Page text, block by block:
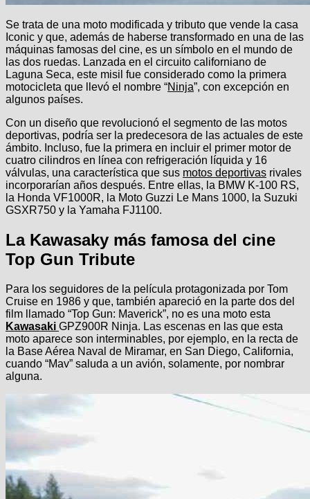
Se trata de una moto modificada y tributo que vende la casa
Iconic y que, además de haberse transformado en una de las
máquinas famosas del cine, es un símbolo en el mundo de
las dos ruedas. Lanzada en el circuito californiano de
Laguna Seca, este misil fue considerado como la primera
motocicleta que llevó el nombre “Ninja”, con excepción en
algunos países.
Con un diseño que revolucionó el segmento de las motos
deportivas, podría ser la predecesora de las actuales de este
ámbito. Incluso, fue la primera en incluir el primer motor de
cuatro cilindros en línea con refrigeración líquida y 16
válvulas, una característica que sus motos deportivas rivales
incorporarían años después. Entre ellas, la BMW K-100 RS,
la Honda VF1000R, la Moto Guzzi Le Mans 1000, la Suzuki
GSXR750 y la Yamaha FJ1100.
La Kawasaky más famosa del cine
Top Gun Tribute
Para los seguidores de la película protagonizada por Tom
Cruise en 1986 y que, también apareció en la parte dos del
film llamado “Top Gun: Maverick”, no es una moto esta
Kawasaki GPZ900R Ninja. Las escenas en las que esta
moto aparece son interminables, por ejemplo, en la recta de
la Base Aérea Naval de Miramar, en San Diego, California,
cuando “Mav” saluda a un avión, solamente, por nombrar
alguna.